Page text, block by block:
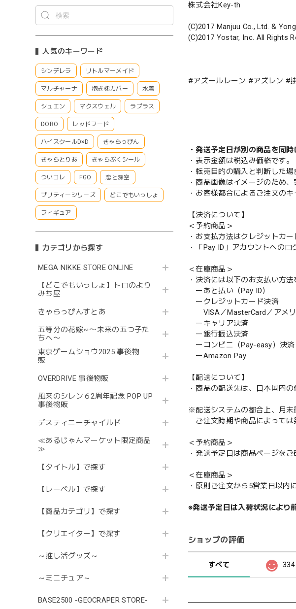
人気のキーワード
シンデレラ リトルマーメイド
マルチャーナ 抱き枕カバー 水着
シュエン マクスウェル ラプラス
DORO レッドフード
ハイスクールD×D きゃらっぴん
きゃらとりあ きゃらぷくシール
ついコレ FGO 恋と深空
プリティーシリーズ どこでもいっしょ
フィギュア
カテゴリから探す
MEGA NIKKE STORE ONLINE
【どこでもいっしょ】トロのより
みち屋
きゃらっぴんすとあ
五等分の花嫁∽〜未来の五つ子た
ちへ〜
東京ゲームショウ2025 事後物
販
OVERDRIVE 事後物販
風来のシレン６2周年記念 POP UP
事後物販
デスティニーチャイルド
≪あるじゃんマーケット限定商品
≫
【タイトル】で探す
【レーベル】で探す
【商品カテゴリ】で探す
【クリエイター】で探す
～推し活グッズ～
～ミニチュア～
BASE2500 -GEOCRAPER STORE-
株式会社Key-th
(C)2017 Manjuu Co., Ltd. &
(C)2017 Yostar, Inc. All Rights
#アズールレーン #アズレン #
・発送予定日が別の商品を同
・表示金額は税込み価格です。
・転売目的の購入と判断した
・商品画像はイメージのため
・お客様都合によるご注文の
【決済について】
＜予約商品＞
・お支払方法はクレジットカー
・「Pay ID」アカウントへのロ
＜在庫商品＞
・決済には以下のお支払い方法
ーあと払い（Pay ID）
ークレジットカード決済
VISA／MasterCard／アメリ
ーキャリア決済
ー銀行振込決済
ーコンビニ（Pay-easy）決済
ーAmazon Pay
【配送について】
・商品の配送先は、日本国内
※配送システムの都合上、月末
ご注文時期や商品によっては
＜予約商品＞
・発送予定日は商品ページをご
＜在庫商品＞
・原則ご注文から5営業日以内
※発送予定日は入荷状況により
ショップの評価
すべて 334